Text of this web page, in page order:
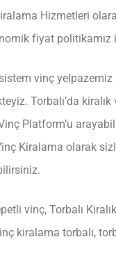
Hizmetleri
fiyat politikamız
vinç
Torbalı’da
Platform’u
Kiralama olarak
vinç, Torbalı
kiralama torbalı,